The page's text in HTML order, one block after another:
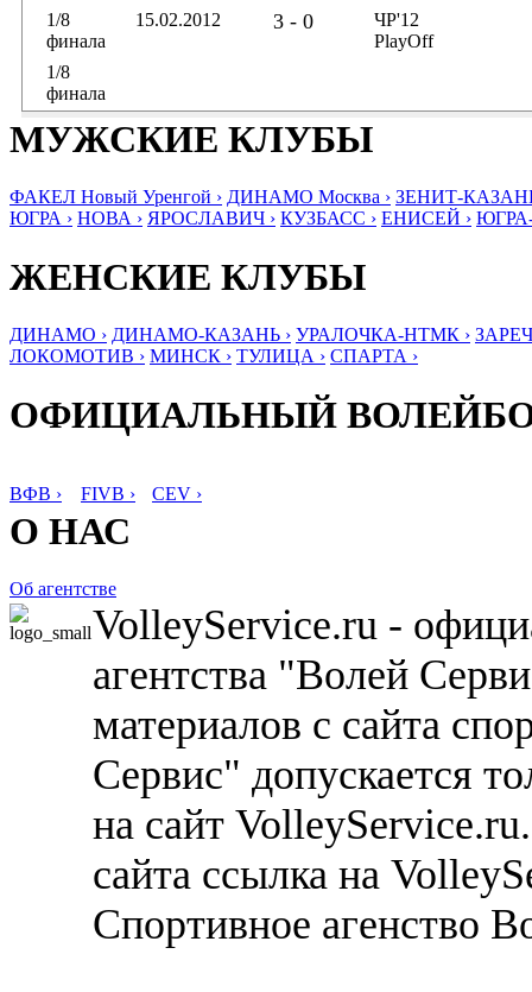
1/8
финала
15.02.2012 3 - 0
ЧР'12
PlayOff
1/8
финала
МУЖСКИЕ КЛУБЫ
ФАКЕЛ Новый Уренгой › ДИНАМО Москва › ЗЕНИТ-
ЮГРА › НОВА › ЯРОСЛАВИЧ › КУЗБАСС › ЕНИСЕЙ ›
ЖЕНСКИЕ КЛУБЫ
ДИНАМО › ДИНАМО-КАЗАНЬ › УРАЛОЧКА-НТМК ›
ЛОКОМОТИВ › МИНСК › ТУЛИЦА › СПАРТА ›
ОФИЦИАЛЬНЫЙ
ВФВ › FIVB › CEV ›
О НАС
Об агентстве
VolleyService.ru -
агентства "Волей
материалов с сайта
Сервис" допускается
на сайт
сайта ссылка на
Спортивное агенство